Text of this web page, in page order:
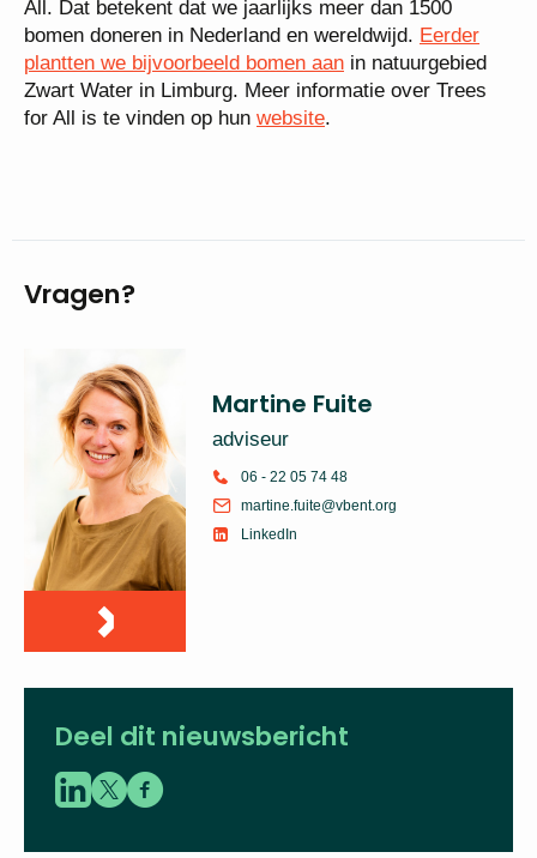
All. Dat betekent dat we jaarlijks meer dan 1500
bomen doneren in Nederland en wereldwijd. Eerder
plantten we bijvoorbeeld bomen aan in natuurgebied
Zwart Water in Limburg. Meer informatie over Trees
for All is te vinden op hun website.
Vragen?
Martine Fuite
adviseur
06 - 22 05 74 48
martine.fuite@vbent.org
LinkedIn
Deel dit nieuwsbericht